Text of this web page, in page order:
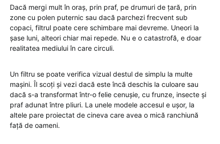
Dacă mergi mult în oraș, prin praf, pe drumuri de țară, prin
zone cu polen puternic sau dacă parchezi frecvent sub
copaci, filtrul poate cere schimbare mai devreme. Uneori la
șase luni, alteori chiar mai repede. Nu e o catastrofă, e doar
realitatea mediului în care circuli.
Un filtru se poate verifica vizual destul de simplu la multe
mașini. Îl scoți și vezi dacă este încă deschis la culoare sau
dacă s-a transformat într-o felie cenușie, cu frunze, insecte și
praf adunat între pliuri. La unele modele accesul e ușor, la
altele pare proiectat de cineva care avea o mică ranchiună
față de oameni.